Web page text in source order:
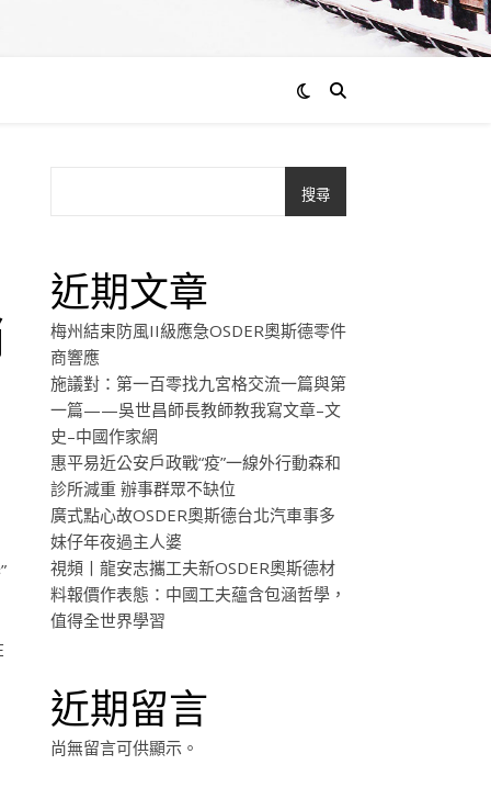
搜尋
近期文章
梅州結束防風II級應急OSDER奧斯德零件
商響應
施議對：第一百零找九宮格交流一篇與第
一篇——吳世昌師長教師教我寫文章–文
史–中國作家網
惠平易近公安戶政戰“疫”一線外行動森和
診所減重 辦事群眾不缺位
廣式點心故OSDER奧斯德台北汽車事多
妹仔年夜過主人婆
視頻丨龍安志攜工夫新OSDER奧斯德材
料報價作表態：中國工夫蘊含包涵哲學，
值得全世界學習
近期留言
尚無留言可供顯示。